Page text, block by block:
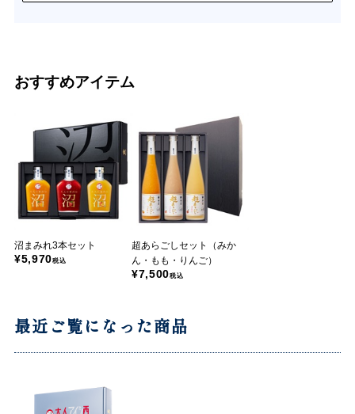
おすすめアイテム
沼まみれ3本セット
¥5,970税込
超あらごしセット（みか
ん・もも・りんご）
¥7,500税込
最近ご覧になった商品